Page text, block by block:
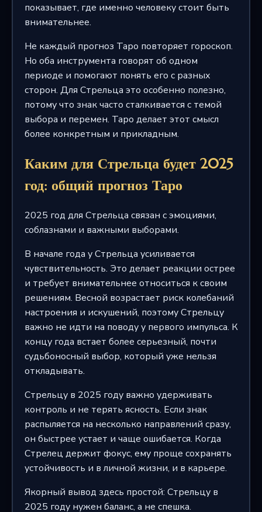
показывает, где именно человеку стоит быть
внимательнее.
Не каждый прогноз Таро повторяет гороскоп.
Но оба инструмента говорят об одном
периоде и помогают понять его с разных
сторон. Для Стрельца это особенно полезно,
потому что знак часто сталкивается с темой
выбора и перемен. Таро делает этот смысл
более конкретным и прикладным.
Каким для Стрельца будет 2025
год: общий прогноз Таро
2025 год для Стрельца связан с эмоциями,
соблазнами и важными выборами.
В начале года у Стрельца усиливается
чувствительность. Это делает реакции острее
и требует внимательнее относиться к своим
решениям. Весной возрастает риск колебаний
настроения и искушений, поэтому Стрельцу
важно не идти на поводу у первого импульса. К
концу года встает более серьезный, почти
судьбоносный выбор, который уже нельзя
откладывать.
Стрельцу в 2025 году важно удерживать
контроль и не терять ясность. Если знак
распыляется на несколько направлений сразу,
он быстрее устает и чаще ошибается. Когда
Стрелец держит фокус, ему проще сохранять
устойчивость и в личной жизни, и в карьере.
Якорный вывод здесь простой: Стрельцу в
2025 году нужен баланс, а не спешка.